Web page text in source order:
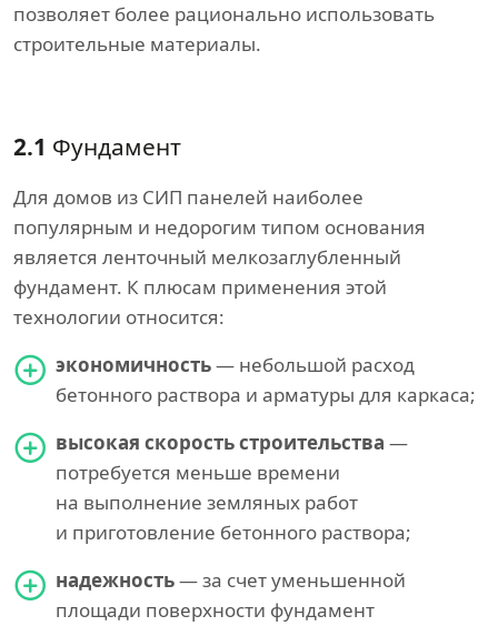
позволяет более рационально использовать
строительные материалы.
2.1 Фундамент
Для домов из СИП панелей наиболее
популярным и недорогим типом основания
является ленточный мелкозаглубленный
фундамент. К плюсам применения этой
технологии относится:
экономичность— небольшой расход
бетонного раствора и арматуры для каркаса;
высокая скорость строительства —
потребуется меньше времени
на выполнение земляных работ
и приготовление бетонного раствора;
надежность— за счет уменьшенной
площади поверхности фундамент